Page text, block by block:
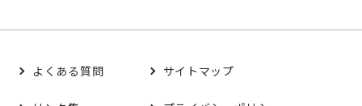
よくある質問 サイトマップ